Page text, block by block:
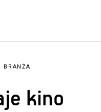
BRANŻA
kino